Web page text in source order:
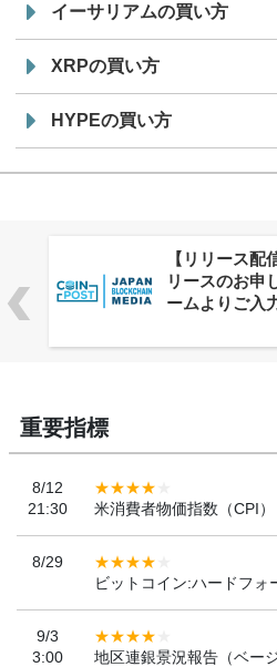
イーサリアムの買い方
XRPの買い方
HYPEの買い方
株式会社
ーバルWeb3
「WebX2026
重要指標
8/12
21:30
米消費者物価指数（CPI
8/29
ビットコイン:ハードフォ
9/3
3:00
地区連銀景況報告（ベー